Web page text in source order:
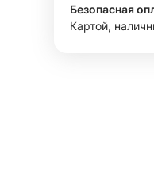
Безопасная
Картой,